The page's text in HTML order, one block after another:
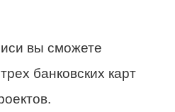
вы сможете
банковских карт